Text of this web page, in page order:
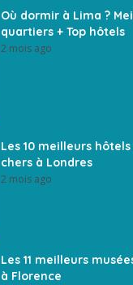
Où dormir à Lima ?
quartiers + Top hôtels
2 mois ago
Les 10 meilleurs
chers à Londres
2 mois ago
Les 11 meilleurs
à Florence